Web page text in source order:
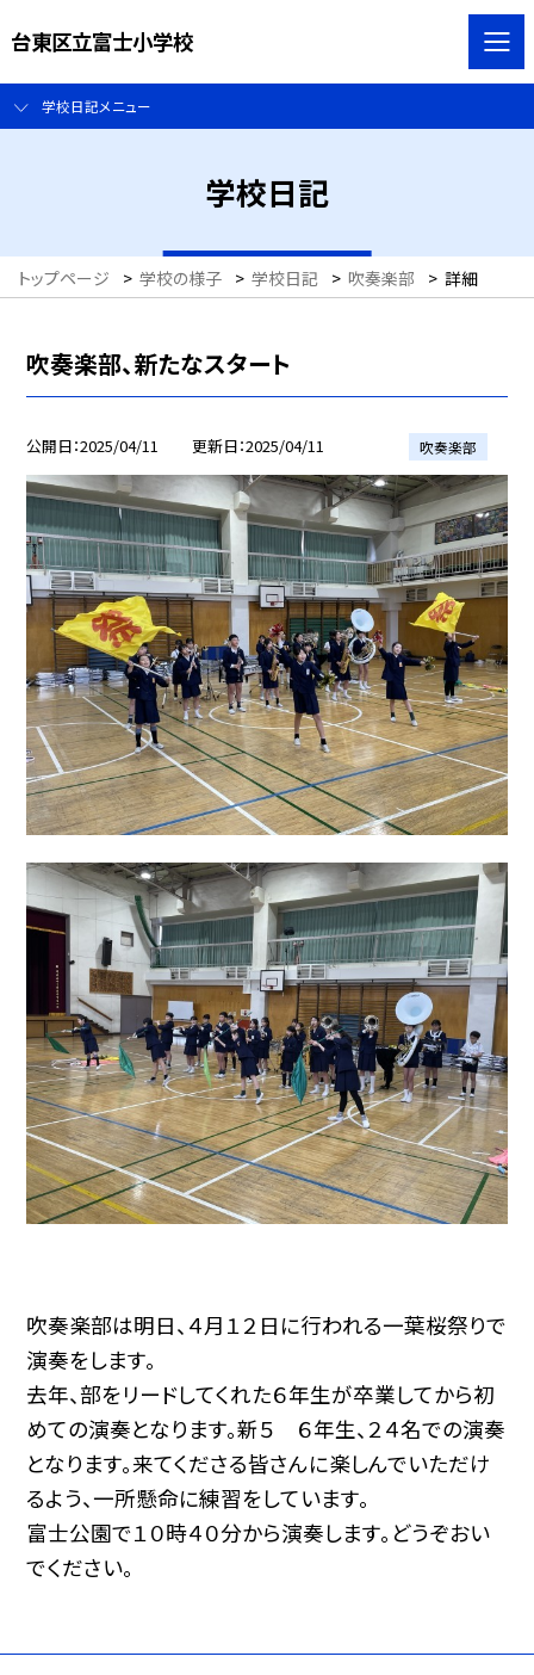
台東区立富士小学校
学校日記メニュー
学校日記
トップページ > 学校の様子 > 学校日記 > 吹奏楽部 > 詳細
吹奏楽部、新たなスタート
公開日 2025/04/11 更新日 2025/04/11 吹奏楽部
吹奏楽部は明日、４月１２日に行われる一葉桜祭りで
演奏をします。
去年、部をリードしてくれた６年生が卒業してから初
めての演奏となります。新５ ６年生、２４名での演奏
となります。来てくださる皆さんに楽しんでいただけ
るよう、一所懸命に練習をしています。
富士公園で１０時４０分から演奏します。どうぞおい
でください。